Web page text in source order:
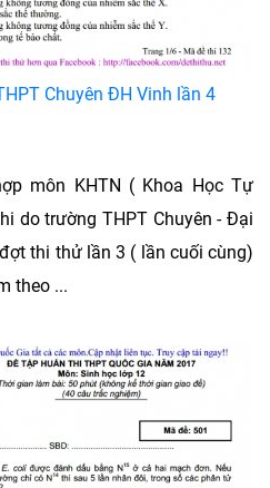
Chuyên ĐH Vinh lần 4
môn KHTN ( Khoa Học Tự
do trường THPT Chuyên - Đại
thi thử lần 3 ( lần cuối cùng)
theo ...